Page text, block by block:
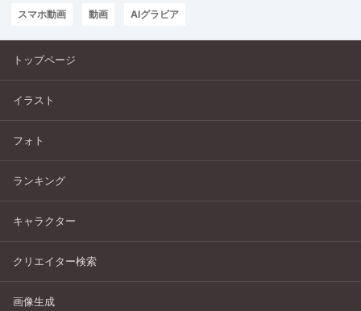
スマホ動画 動画 AIグラビア
トップページ
イラスト
フォト
ランキング
キャラクター
クリエイター検索
画像生成